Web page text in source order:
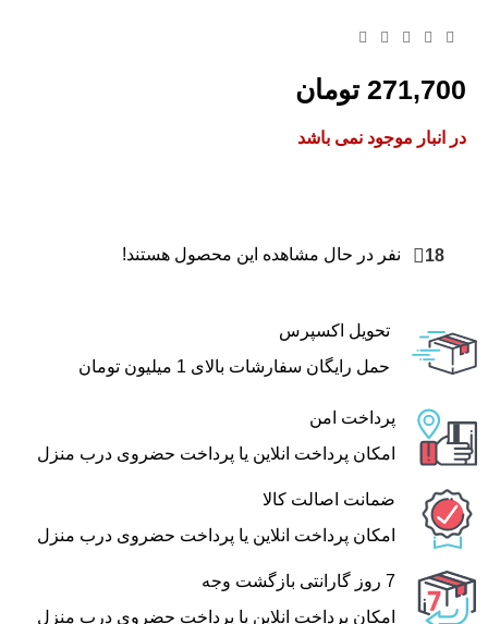
271,700 تومان
در انبار موجود نمی باشد
18 نفر در حال مشاهده این محصول هستند!
تحویل اکسپرس
حمل رایگان سفارشات بالای 1 میلیون تومان
پرداخت امن
امکان پرداخت انلاین یا پرداخت حضروی درب منزل
ضمانت اصالت کالا
امکان پرداخت انلاین یا پرداخت حضروی درب منزل
7 روز گارانتی بازگشت وجه
امکان پرداخت انلاین یا پرداخت حضروی درب منزل